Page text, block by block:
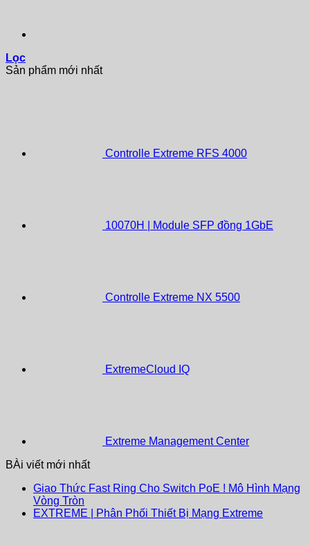
Lọc
Sản phẩm mới nhất
Controlle Extreme RFS 4000
10070H | Module SFP đồng 1GbE
Controlle Extreme NX 5500
ExtremeCloud IQ
Extreme Management Center
BÀi viết mới nhất
Giao Thức Fast Ring Cho Switch PoE ! Mô Hình Mạng
Vòng Tròn
EXTREME | Phân Phối Thiết Bị Mạng Extreme